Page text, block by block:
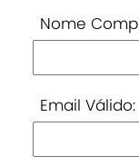
Nome
Email Válido: